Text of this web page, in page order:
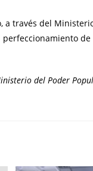
a través del
del Poder